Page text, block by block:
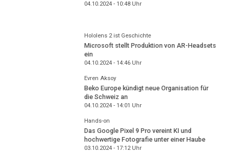
04.10.2024 - 10:48Uhr
Hololens 2 ist Geschichte
Microsoft stellt Produktion von AR-Headsets
ein
04.10.2024 - 14:46Uhr
Evren Aksoy
Beko Europe kündigt neue Organisation für
die Schweiz an
04.10.2024 - 14:01 Uhr
Hands-on
Das Google Pixel 9 Pro vereint KI und
hochwertige Fotografie unter einer Haube
03.10.2024 - 17:12Uhr